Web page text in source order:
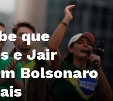
que
e Jair
Bolsonaro